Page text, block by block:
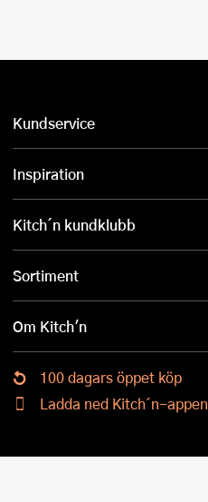
Kundservice
Inspiration
Kitch´n kundklubb
Sortiment
Om Kitch'n
100 dagars öppet köp
Ladda ned Kitch´n-appen